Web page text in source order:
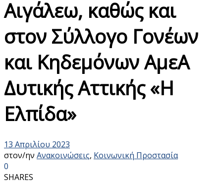
Αιγάλεω, καθώς και
στον Σύλλογο Γονέων
και Κηδεμόνων ΑμεΑ
Δυτικής Αττικής «Η
Ελπίδα»
13 Απριλίου 2023
στον/ην Ανακοινώσεις, Κοινωνική Προστασία
0
SHARES